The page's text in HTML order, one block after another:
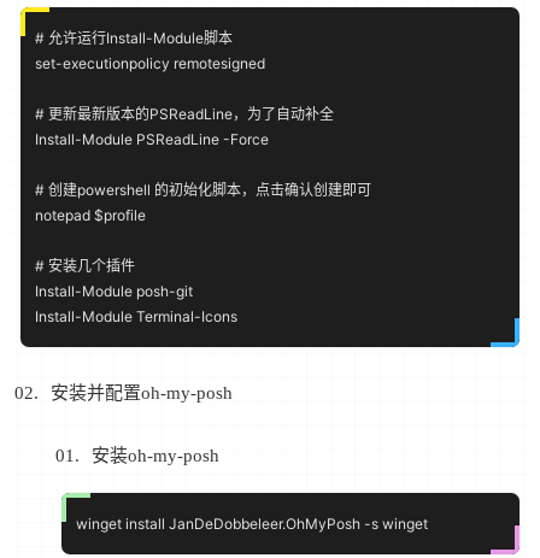
# 允许运行Install-Module脚本
set-executionpolicy remotesigned
# 更新最新版本的PSReadLine，为了自动补全
Install-Module PSReadLine -Force
# 创建powershell 的初始化脚本，点击确认创建即可
notepad $profile
# 安装几个插件
Install-Module posh-git
安装并配置oh-my-posh
安装oh-my-posh